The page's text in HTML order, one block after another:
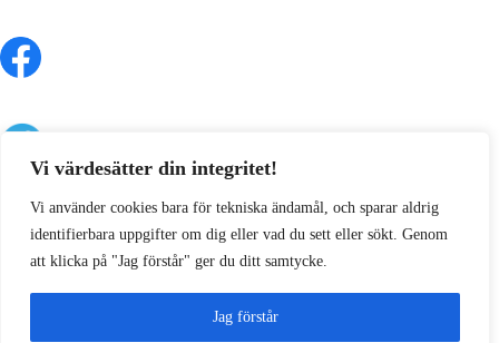
Vi värdesätter din integritet!
Vi använder cookies bara för tekniska ändamål, och sparar aldrig
identifierbara uppgifter om dig eller vad du sett eller sökt. Genom
att klicka på "Jag förstår" ger du ditt samtycke.
Jag förstår